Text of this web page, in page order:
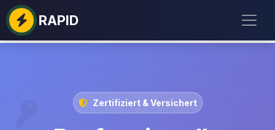
RAPID
Zertifiziert & Versichert